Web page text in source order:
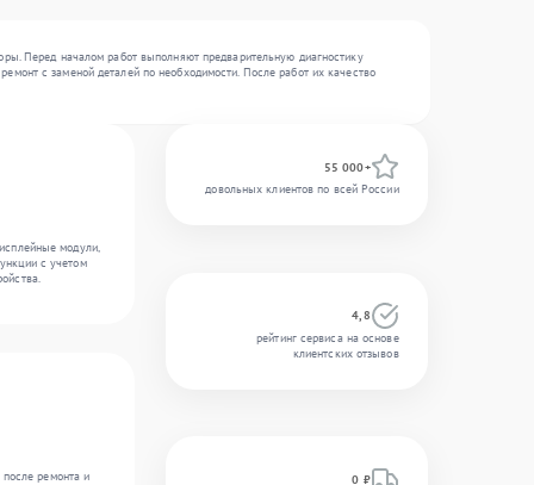
Перед началом работ выполняют предварительную диагностику
с заменой деталей по необходимости. После работ их качество
модули,
с учетом
ремонта и
55 000+
довольных клиентов по всей России
4,8
рейтинг сервиса на основе
клиентских отзывов
0 ₽